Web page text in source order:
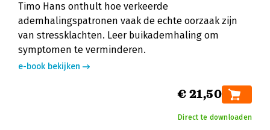
Timo Hans onthult hoe verkeerde
ademhalingspatronen vaak de echte oorzaak zijn
van stressklachten. Leer buikademhaling om
symptomen te verminderen.
e-book bekijken
€ 21,50
Direct te downloaden